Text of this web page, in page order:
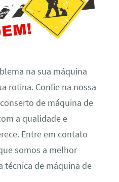
na sua máquina
rotina. Confie na nossa
de máquina de
a qualidade e
Entre em contato
somos a melhor
técnica de máquina de